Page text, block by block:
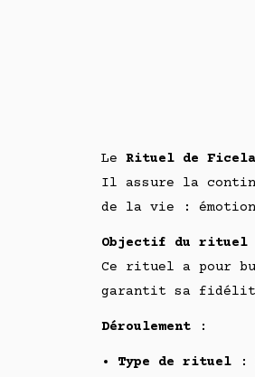
Le Rituel de
Il assure la
de la vie :
Objectif du rituel
Ce rituel a pour
garantit sa
Déroulement :
Type de rituel :